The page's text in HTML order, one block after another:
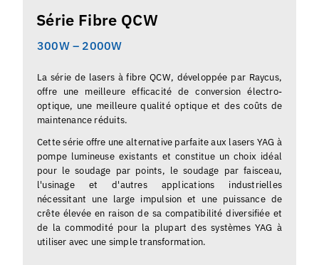
Série Fibre QCW
300W – 2000W
La série de lasers à fibre QCW, développée par Raycus,
offre une meilleure efficacité de conversion électro-
optique, une meilleure qualité optique et des coûts de
maintenance réduits.
Cette série offre une alternative parfaite aux lasers YAG à
pompe lumineuse existants et constitue un choix idéal
pour le soudage par points, le soudage par faisceau,
l'usinage et d'autres applications industrielles
nécessitant une large impulsion et une puissance de
crête élevée en raison de sa compatibilité diversifiée et
de la commodité pour la plupart des systèmes YAG à
utiliser avec une simple transformation.